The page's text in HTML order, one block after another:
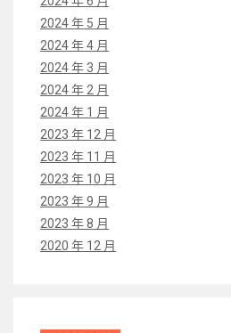
2024 年 5 月
2024 年 4 月
2024 年 3 月
2024 年 2 月
2024 年 1 月
2023 年 12 月
2023 年 11 月
2023 年 10 月
2023 年 9 月
2023 年 8 月
2020 年 12 月